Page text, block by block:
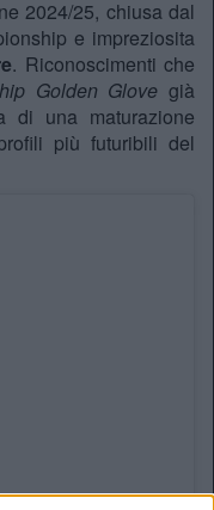
2024/25, chiusa dal
e impreziosita
. Riconoscimenti che
Golden Glove già
di una maturazione
più futuribili del